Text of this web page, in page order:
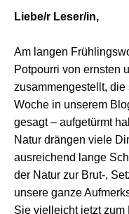
Liebe/r Leser/in,
Am langen
Potpourri von ernsten
zusammengestellt,
Woche in unserem
gesagt – aufgetürmt
Natur drängen viele
ausreichend lange
der Natur zur Brut-,
unsere ganze
Sie vielleicht jetzt